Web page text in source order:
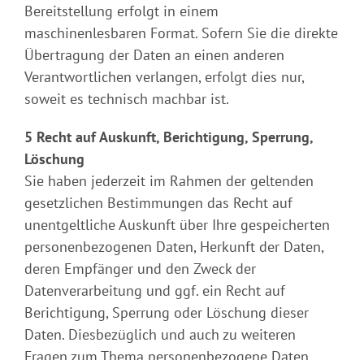
Bereitstellung erfolgt in einem
maschinenlesbaren Format. Sofern Sie die direkte
Übertragung der Daten an einen anderen
Verantwortlichen verlangen, erfolgt dies nur,
soweit es technisch machbar ist.
5 Recht auf Auskunft, Berichtigung, Sperrung,
Löschung
Sie haben jederzeit im Rahmen der geltenden
gesetzlichen Bestimmungen das Recht auf
unentgeltliche Auskunft über Ihre gespeicherten
personenbezogenen Daten, Herkunft der Daten,
deren Empfänger und den Zweck der
Datenverarbeitung und ggf. ein Recht auf
Berichtigung, Sperrung oder Löschung dieser
Daten. Diesbezüglich und auch zu weiteren